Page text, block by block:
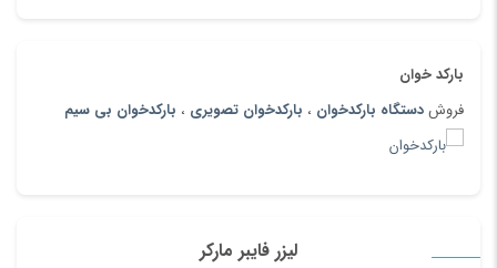
بارکد خوان
فروشدستگاه بارکدخوان ، بارکدخوان تصویری ، بارکدخوان بی سیم
لیزر فایبر مارکر